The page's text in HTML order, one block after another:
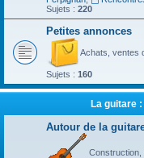
Sujets : 220
Petites annonces
Achats, ventes
Sujets : 160
La guitare
Autour de la
Construction,